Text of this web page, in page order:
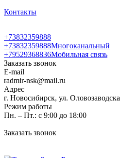
Контакты
+73832359888
+73832359888Многоканальный
+79529368836Мобильная связь
Заказать звонок
E-mail
radmir-nsk@mail.ru
Адрес
г. Новосибирск, ул.
Режим работы
Пн. – Пт.: с 9:00 до 18:00
Заказать звонок